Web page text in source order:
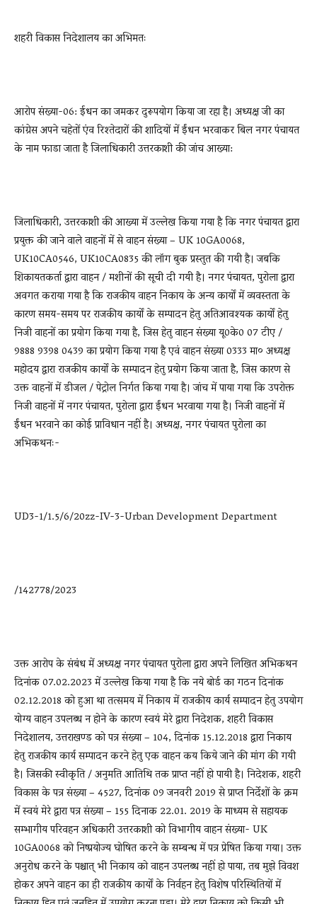
शहरी विकास निदेशालय का अभिमतः
आरोप संख्या-06: ईधन का जमकर दुरूपयोग किया जा रहा है। अध्यक्ष जी का
कांग्रेस अपने चहेतों एंव रिश्तेदारों की शादियों में ईंधन भरवाकर बिल नगर पंचायत
के नाम फाडा जाता है जिलाधिकारी उत्तरकाशी की जांच आख्या:
जिलाधिकारी, उत्तरकाशी की आख्या में उल्लेख किया गया है कि नगर पंचायत द्वारा
प्रयुक्त की जाने वाले वाहनों में से वाहन संख्या – UK 10GA0068,
UK10CA0546, UK10CA0835 की लॉग बुक प्रस्तुत की गयी है। जबकि
शिकायतकर्ता द्वारा वाहन / मशीनों की सूची दी गयी है। नगर पंचायत, पुरोला द्वारा
अवगत कराया गया है कि राजकीय वाहन निकाय के अन्य कार्यों में व्यवस्तता के
कारण समय-समय पर राजकीय कार्यों के सम्पादन हेतु अतिआवश्यक कार्यों हेतु
निजी वाहनों का प्रयोग किया गया है, जिस हेतु वाहन संख्या यू0के0 07 टीए /
9888 9398 0439 का प्रयोग किया गया है एवं वाहन संख्या 0333 मा० अध्यक्ष
महोदय द्वारा राजकीय कार्यों के सम्पादन हेतु प्रयोग किया जाता है, जिस कारण से
उक्त वाहनों में डीजल / पेट्रोल निर्गत किया गया है। जांच में पाया गया कि उपरोक्त
निजी वाहनों में नगर पंचायत, पुरोला द्वारा ईंधन भरवाया गया है। निजी वाहनों में
ईंधन भरवाने का कोई प्राविधान नहीं है। अध्यक्ष, नगर पंचायत पुरोला का
अभिकथनः-
UD3-1/1.5/6/20zz-IV-3-Urban Development Department
/142778/2023
उक्त आरोप के संबंध में अध्यक्ष नगर पंचायत पुरोला द्वारा अपने लिखित अभिकथन
दिनांक 07.02.2023 में उल्लेख किया गया है कि नये बोर्ड का गठन दिनांक
02.12.2018 को हुआ था तत्समय में निकाय में राजकीय कार्य सम्पादन हेतु उपयोग
योग्य वाहन उपलब्ध न होने के कारण स्वयं मेरे द्वारा निदेशक, शहरी विकास
निदेशालय, उत्तराखण्ड को पत्र संख्या – 104, दिनांक 15.12.2018 द्वारा निकाय
हेतु राजकीय कार्य सम्पादन करने हेतु एक वाहन कय किये जाने की मांग की गयी
है। जिसकी स्वीकृति / अनुमति आतिथि तक प्राप्त नहीं हो पायी है। निदेशक, शहरी
विकास के पत्र संख्या – 4527, दिनांक 09 जनवरी 2019 से प्राप्त निर्देशों के क्रम
में स्वयं मेरे द्वारा पत्र संख्या – 155 दिनाक 22.01. 2019 के माध्यम से सहायक
सम्भागीय परिवहन अधिकारी उत्तरकाशी को विभागीय वाहन संख्या- UK
10GA0068 को निष्प्रयोज्य घोषित करने के सम्बन्ध में पत्र प्रेषित किया गया। उक्त
अनुरोध करने के पश्चात् भी निकाय को वाहन उपलब्ध नहीं हो पाया, तब मुझे विवश
होकर अपने वाहन का ही राजकीय कार्यों के निर्वहन हेतु विशेष परिस्थितियों में